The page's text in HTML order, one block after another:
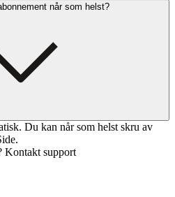
når som helst?
Du kan når som helst skru av
Kontakt support